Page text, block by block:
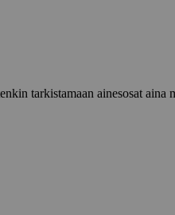
tarkistamaan ainesosat aina